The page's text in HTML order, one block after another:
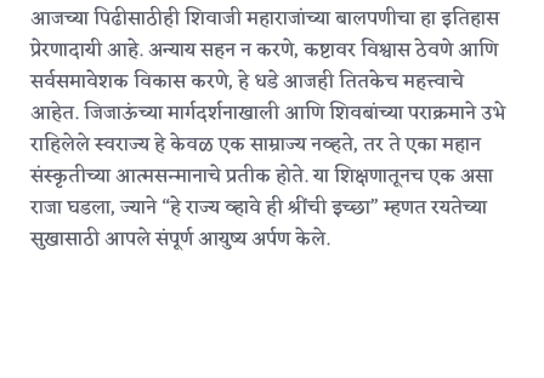
आजच्या पिढीसाठीही शिवाजी महाराजांच्या बालपणीचा हा इतिहास
प्रेरणादायी आहे. अन्याय सहन न करणे, कष्टावर विश्वास ठेवणे आणि
सर्वसमावेशक विकास करणे, हे धडे आजही तितकेच महत्त्वाचे
आहेत. जिजाऊंच्या मार्गदर्शनाखाली आणि शिवबांच्या पराक्रमाने उभे
राहिलेले स्वराज्य हे केवळ एक साम्राज्य नव्हते, तर ते एका महान
संस्कृतीच्या आत्मसन्मानाचे प्रतीक होते.या शिक्षणातूनच एक असा
राजा घडला, ज्याने “हे राज्य व्हावे ही श्रींची इच्छा” म्हणत रयतेच्या
सुखासाठी आपले संपूर्ण आयुष्य अर्पण केले.